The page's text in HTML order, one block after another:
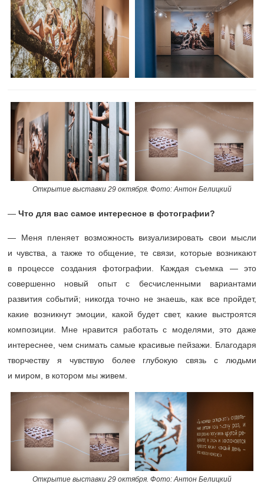
Открытие выставки 29 октября. Фото: Антон Белицкий
— Что для вас самое интересное в фотографии?
— Меня пленяет возможность визуализировать свои мысли
и чувства, а также то общение, те связи, которые возникают
в процессе создания фотографии. Каждая съемка — это
совершенно новый опыт с бесчисленными вариантами
развития событий; никогда точно не знаешь, как все пройдет,
какие возникнут эмоции, какой будет свет, какие выстроятся
композиции. Мне нравится работать с моделями, это даже
интереснее, чем снимать самые красивые пейзажи. Благодаря
творчеству я чувствую более глубокую связь с людьми
и миром, в котором мы живем.
Открытие выставки 29 октября. Фото: Антон Белицкий